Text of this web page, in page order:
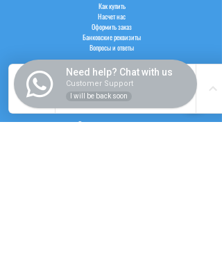
Как купить
Насчет нас
Оформить заказ
Банковские реквизиты
Вопросы и ответы
Регистрация пользователя
Need help? Chat with us
Customer Support
I will be back soon